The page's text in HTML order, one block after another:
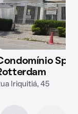
Iriquitiá, 45